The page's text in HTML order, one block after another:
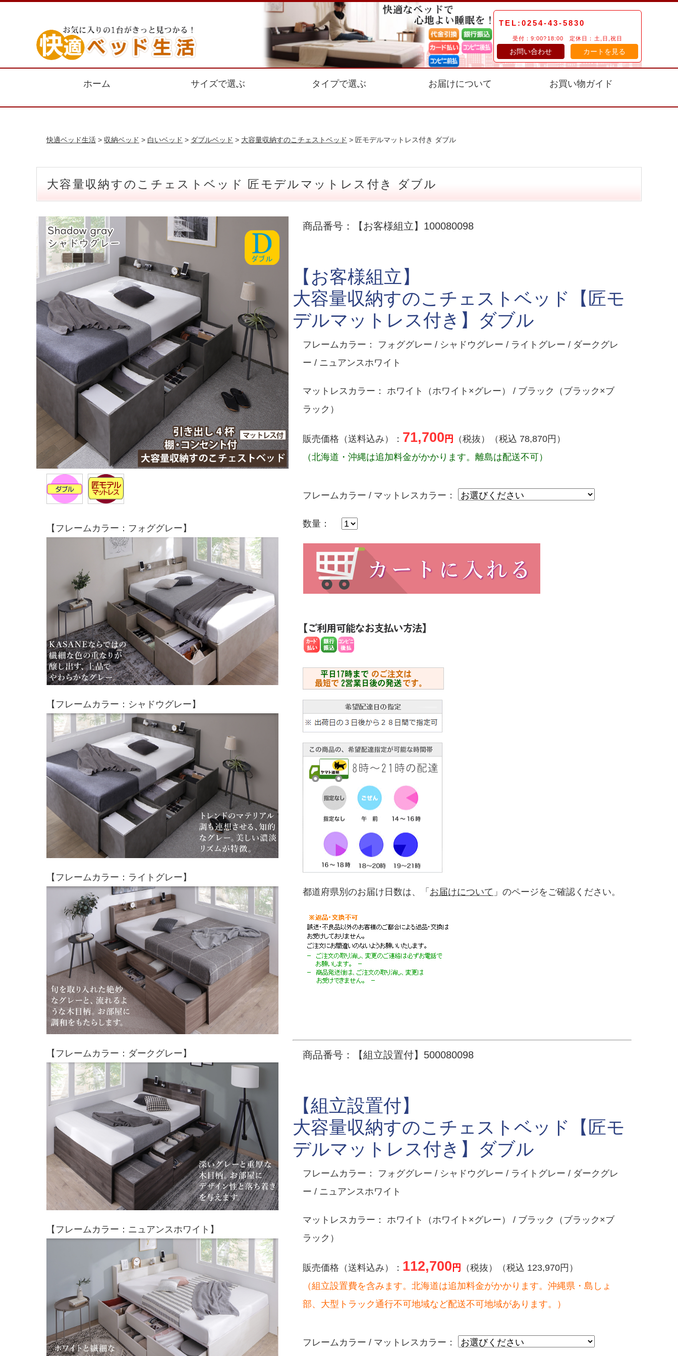
TEL:0254-43-5830
受付：9:00?18:00 定休日：土,日,祝日
お問い合わせ カートを見る
ホーム サイズで選ぶ タイプで選ぶ お届けについて お買い物ガイド
快適ベッド生活 > 収納ベッド > 白いベッド > ダブルベッド > 大容量収納すのこチェストベッド > 匠モデルマットレス付き ダブル
大容量収納すのこチェストベッド 匠モデルマットレス付き ダブル
【フレームカラー：フォググレー】
【フレームカラー：シャドウグレー】
【フレームカラー：ライトグレー】
【フレームカラー：ダークグレー】
【フレームカラー：ニュアンスホワイト】
商品番号：【お客様組立】100080098
【お客様組立】
大容量収納すのこチェストベッド【匠モ
デルマットレス付き】ダブル
フレームカラー： フォググレー / シャドウグレー / ライトグレー / ダークグレ
ー / ニュアンスホワイト
マットレスカラー： ホワイト（ホワイト×グレー） / ブラック（ブラック×ブ
ラック）
販売価格（送料込み）： 71,700 円
（税抜）（税込 78,870円）
（北海道・沖縄は追加料金がかかります。離島は配送不可）
フレームカラー / マットレスカラー：
数量：
都道府県別のお届け日数は、「 お届けについて 」のページをご確認ください。
商品番号：【組立設置付】500080098
【組立設置付】
大容量収納すのこチェストベッド【匠モ
デルマットレス付き】ダブル
フレームカラー： フォググレー / シャドウグレー / ライトグレー / ダークグレ
ー / ニュアンスホワイト
マットレスカラー： ホワイト（ホワイト×グレー） / ブラック（ブラック×ブ
ラック）
販売価格（送料込み）： 112,700 円
（税抜）（税込 123,970円）
（組立設置費を含みます。北海道は追加料金がかかります。沖縄県・島しょ
部、大型トラック通行不可地域など配送不可地域があります。）
フレームカラー / マットレスカラー：